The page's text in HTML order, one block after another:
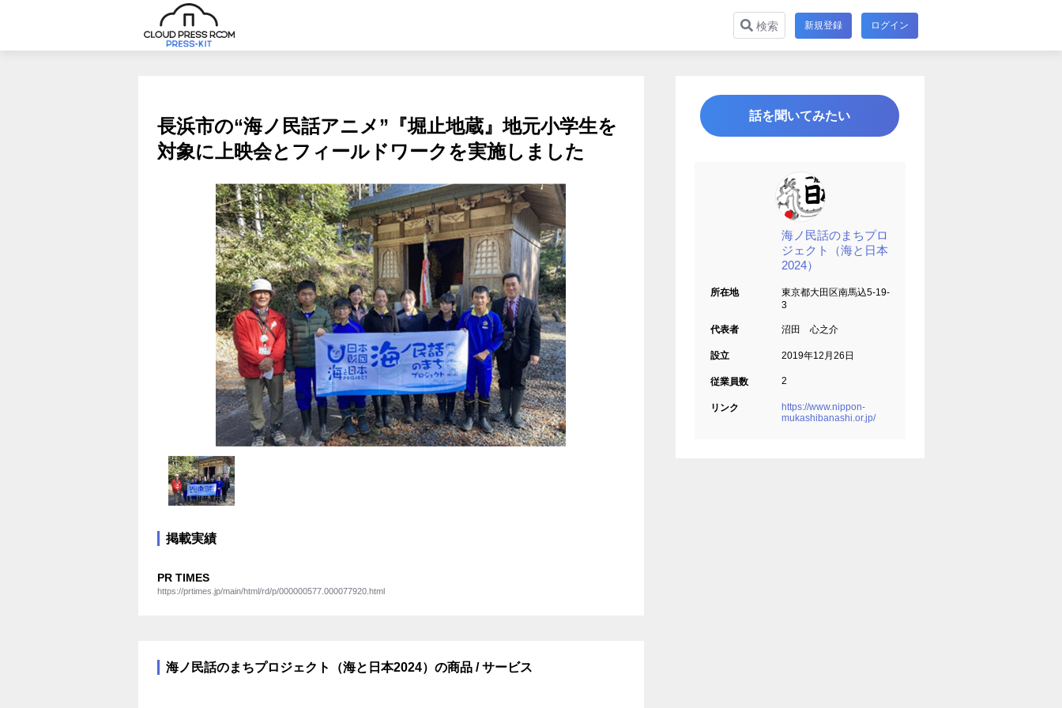
検索 新規登録 ログイン
長浜市の“海ノ民話アニメ”『堀止地蔵』地元小学生を
対象に上映会とフィールドワークを実施しました
掲載実績
PR TIMES
https://prtimes.jp/main/html/rd/p/000000577.000077920.html
海ノ民話のまちプロジェクト（海と日本2024）の商品 / サービス
話を聞いてみたい
海ノ民話のまちプロ
ジェクト（海と日本
2024）
所在地
東京都大田区南馬込5-19-
3
代表者 沼田 心之介
設立 2019年12月26日
従業員数 2
リンク
https://www.nippon-
mukashibanashi.or.jp/